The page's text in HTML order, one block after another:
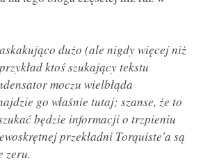
dużo (ale nigdy więcej niż
ktoś szukający tekstu
moczu wielbłąda
go właśnie tutaj; szanse, że to
będzie informacji o trzpieniu
przekładni Torquiste'a są
zeru.